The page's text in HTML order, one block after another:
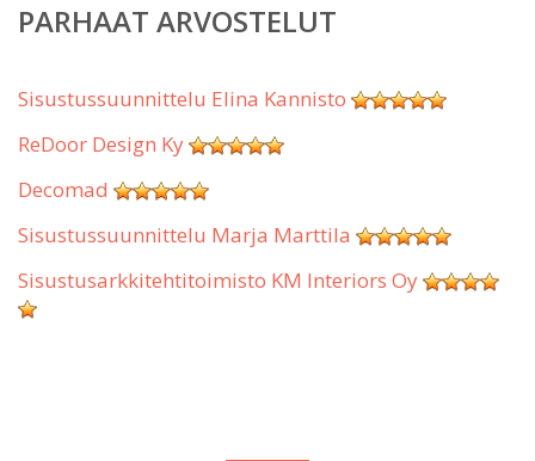
PARHAAT ARVOSTELUT
Sisustussuunnittelu Elina Kannisto
ReDoor Design Ky
Decomad
Sisustussuunnittelu Marja Marttila
Sisustusarkkitehtitoimisto KM Interiors Oy